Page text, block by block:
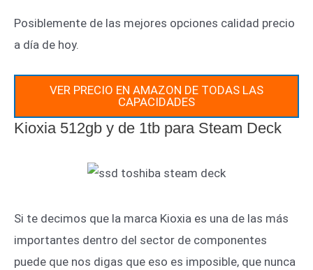
Posiblemente de las mejores opciones calidad precio
a día de hoy.
VER PRECIO EN AMAZON DE TODAS LAS
CAPACIDADES
Kioxia 512gb y de 1tb para Steam Deck
Si te decimos que la marca Kioxia es una de las más
importantes dentro del sector de componentes
puede que nos digas que eso es imposible, que nunca